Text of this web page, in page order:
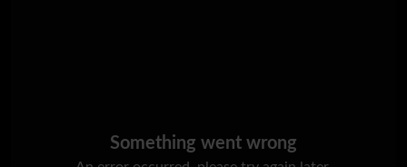
Something went wrong